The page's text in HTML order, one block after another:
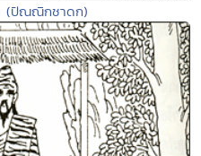
(ปัณณิกชาดก)